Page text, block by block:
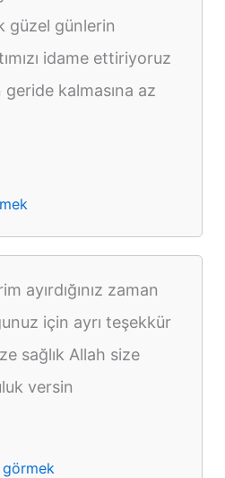
güzel günlerin
idame ettiriyoruz
geride kalmasına az
ayırdığınız zaman
için ayrı teşekkür
sağlık Allah size
versin